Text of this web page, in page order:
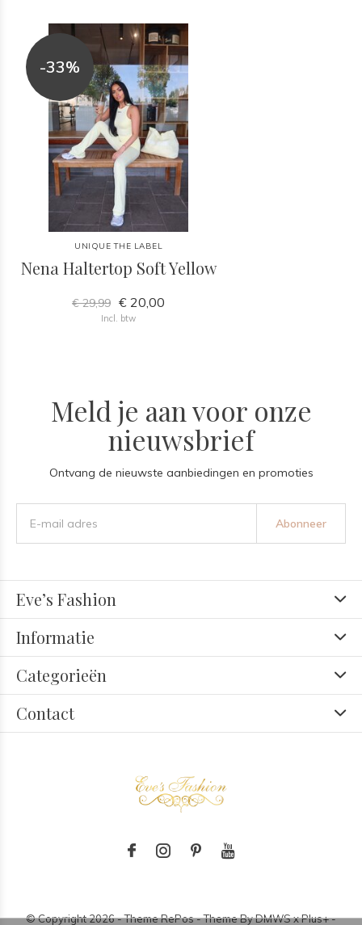
-33%
UNIQUE THE LABEL
Nena Haltertop Soft Yellow
€ 29,99 € 20,00
Incl. btw
Meld je aan voor onze
nieuwsbrief
Ontvang de nieuwste aanbiedingen en promoties
Abonneer
Eve’s Fashion
Informatie
Categorieën
Contact
© Copyright2026- Theme RePos - Theme ByDMWSxPlus+-